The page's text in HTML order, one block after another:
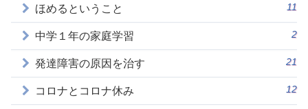
ほめるということ 11
中学１年の家庭学習 2
発達障害の原因を治す 21
コロナとコロナ休み 12